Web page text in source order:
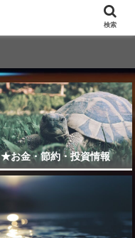
★お金・節約・投資情報
検索